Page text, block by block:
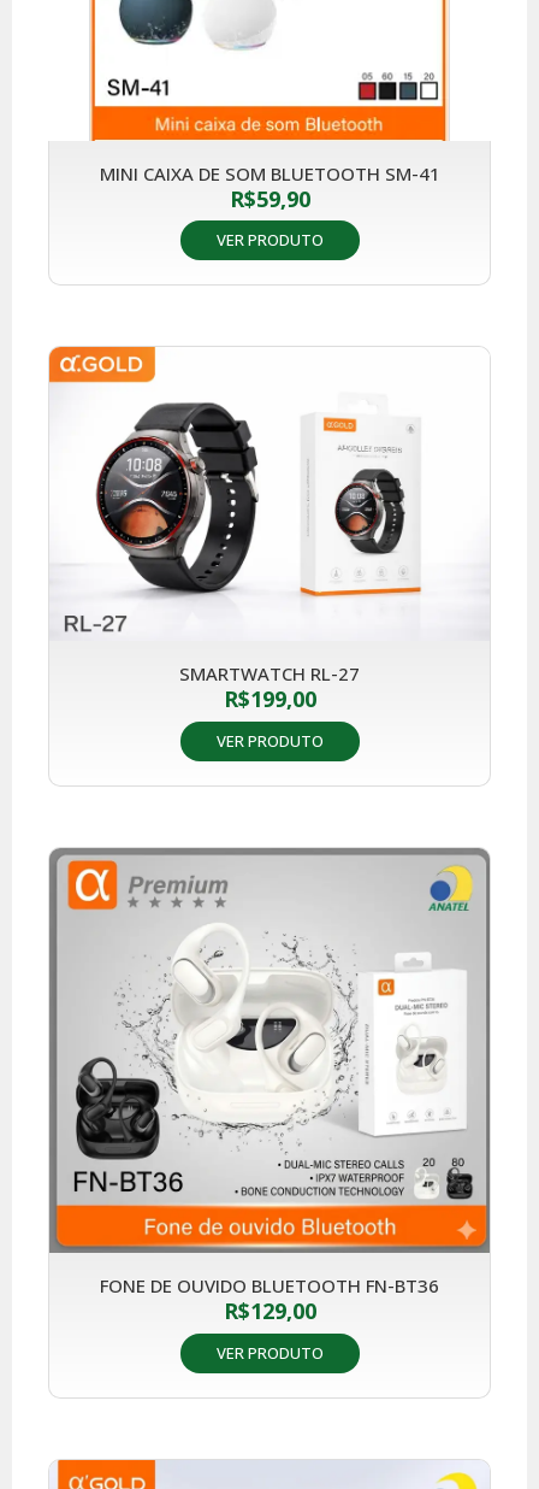
MINI CAIXA DE SOM BLUETOOTH SM-41
R$59,90
VER PRODUTO
SMARTWATCH RL-27
R$199,00
VER PRODUTO
FONE DE OUVIDO BLUETOOTH FN-BT36
R$129,00
VER PRODUTO